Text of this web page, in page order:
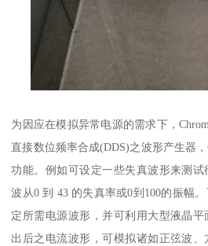
为因应在模拟异常电源的需求下，
直接数位频率合成(DDS)之波形产生器
功能。例如可设定一些失真波形来测
波从0 到 43 的失真率或0到100的振幅
定所需电源波形，并可利用大型液晶
出后之电流波形，可模拟诸如正弦波